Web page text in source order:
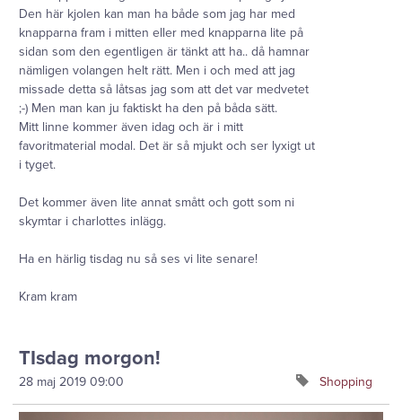
Den här kjolen kan man ha både som jag har med
knapparna fram i mitten eller med knapparna lite på
sidan som den egentligen är tänkt att ha.. då hamnar
nämligen volangen helt rätt. Men i och med att jag
missade detta så låtsas jag som att det var medvetet
;-) Men man kan ju faktiskt ha den på båda sätt.
Mitt linne kommer även idag och är i mitt
favoritmaterial modal. Det är så mjukt och ser lyxigt ut
i tyget.
Det kommer även lite annat smått och gott som ni
skymtar i charlottes inlägg.
Ha en härlig tisdag nu så ses vi lite senare!
Kram kram
TIsdag morgon!
28 maj 2019 09:00 Shopping